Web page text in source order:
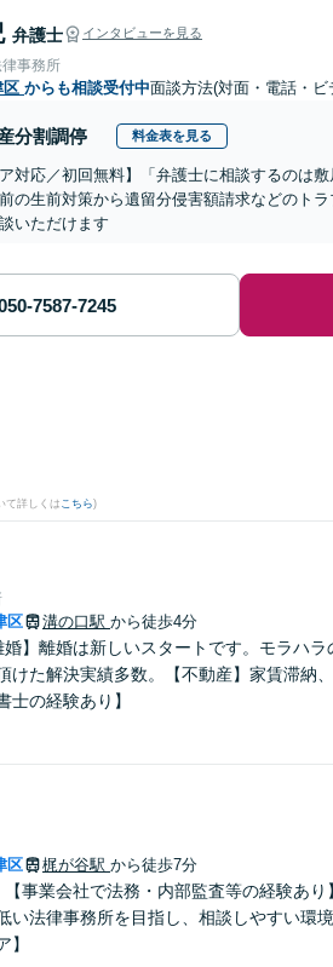
弁護士 インタビューを見る
事務所
区 からも相談受付中面談方法(対面・電話・
分割調停 料金表を見る
ア対応／初回無料】「弁護士に相談するのは
の生前対策から遺留分侵害額請求などのト
いただけます
て詳しくはこちら)
区 溝の口駅 から徒歩4分
婚】離婚は新しいスタートです。モラハ
けた解決実績多数。【不動産】家賃滞納
士の経験あり】
区 梶が谷駅 から徒歩7分
【事業会社で法務・内部監査等の経験あ
い法律事務所を目指し、相談しやすい環
】